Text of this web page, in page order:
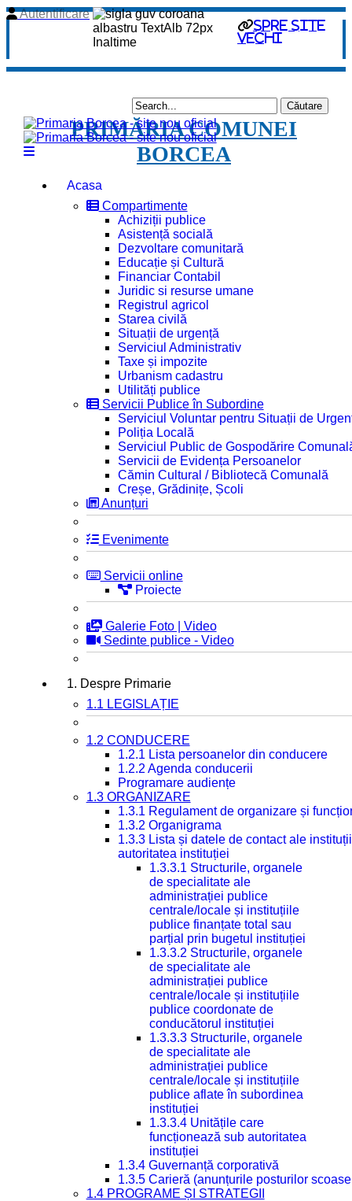
spre site
vechi
Autentificare
PRIMĂRIA COMUNEI
BORCEA
Acasa
Compartimente
Achiziții publice
Asistență socială
Dezvoltare comunitară
Educație și Cultură
Financiar Contabil
Juridic si resurse umane
Registrul agricol
Starea civilă
Situații de urgență
Serviciul Administrativ
Taxe și impozite
Urbanism cadastru
Utilități publice
Servicii Publice în Subordine
Serviciul Voluntar pentru Situații de
Poliția Locală
Serviciul Public de Gospodărire
Servicii de Evidența Persoanelor
Cămin Cultural / Bibliotecă Comunală
Creșe, Grădinițe, Școli
Anunțuri
Evenimente
Servicii online
Proiecte
Galerie Foto | Video
Sedinte publice - Video
1. Despre Primarie
1.1 LEGISLAȚIE
1.2 CONDUCERE
1.2.1 Lista persoanelor din conducere
1.2.2 Agenda conducerii
Programare audiențe
1.3 ORGANIZARE
1.3.1 Regulament de organizare și
1.3.2 Organigrama
1.3.3 Lista și datele de contact ale
autoritatea instituției
1.3.3.1 Structurile, organele
de specialitate ale
administrației publice
centrale/locale și instituțiile
publice finanțate total sau
parțial prin bugetul instituției
1.3.3.2 Structurile, organele
de specialitate ale
administrației publice
centrale/locale și instituțiile
publice coordonate de
conducătorul instituției
1.3.3.3 Structurile, organele
de specialitate ale
administrației publice
centrale/locale și instituțiile
publice aflate în subordinea
instituției
1.3.3.4 Unitățile care
funcționează sub autoritatea
instituției
1.3.4 Guvernanță corporativă
1.3.5 Carieră (anunțurile posturilor
1.4 PROGRAME ȘI STRATEGII